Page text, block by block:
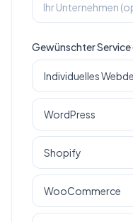
Gewünschter
Individuelles
WordPress
Shopify
WooCommerce